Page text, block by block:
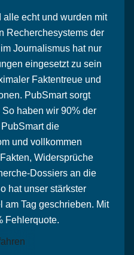
echt und wurden mit
Recherchesystems der
Journalismus hat nur
eingesetzt zu sein
Faktentreue und
PubSmart sorgt
haben wir 90% der
die
und vollkommen
Widersprüche
Dossiers an die
hat unser stärkster
am Tag geschrieben. Mit
Fehlerquote.